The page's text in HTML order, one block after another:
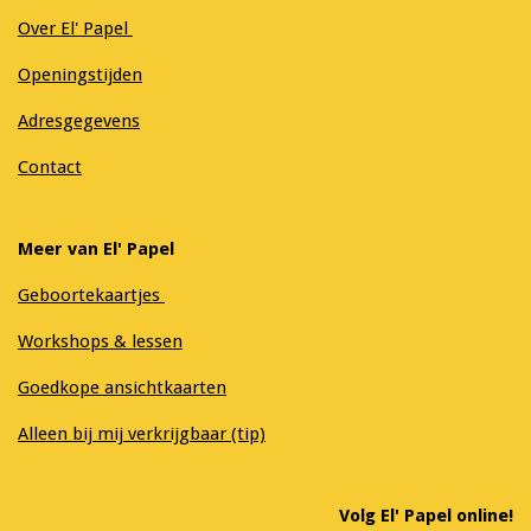
Over El' Papel
Openingstijden
Adresgegevens
Contact
Meer van El' Papel
Geboortekaartjes
Workshops & lessen
Goedkope ansichtkaarten
Alleen bij mij verkrijgbaar (tip)
Volg El' Papel online!